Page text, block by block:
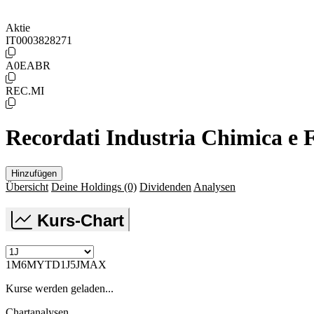
Aktie
IT0003828271
A0EABR
REC.MI
Recordati Industria Chimica e
Hinzufügen
Übersicht Deine Holdings (0) Dividenden Analysen
Kurs-Chart
1M6MYTD1J5JMAX
Kurse werden geladen...